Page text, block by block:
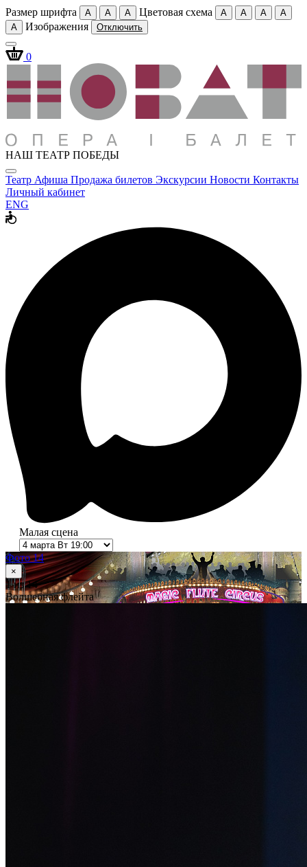
Размер шрифта A A A Цветовая схема A A A
A
A
Изображения Отключить
0
НАШ ТЕАТР ПОБЕДЫ
Театр Афиша Продажа билетов Экскурсии Новости Контакты
Личный кабинет
ENG
Малая сцена
Фото 14
×
1из 14
Волшебная флейта